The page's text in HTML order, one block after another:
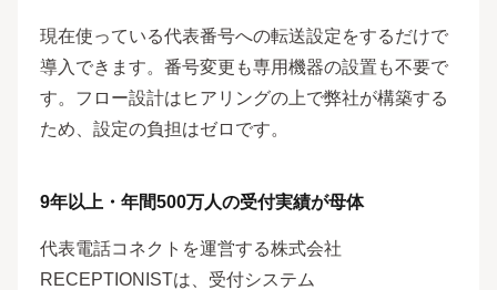
現在使っている代表番号への転送設定をするだけで
導入できます。番号変更も専用機器の設置も不要で
す。フロー設計はヒアリングの上で弊社が構築する
ため、設定の負担はゼロです。
9年以上・年間500万人の受付実績が母体
代表電話コネクトを運営する株式会社
RECEPTIONISTは、受付システム